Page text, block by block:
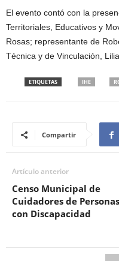
El evento contó con la
Territoriales, Educativos y
Rosas; representante de
Técnica y de Vinculación,
ETIQUETAS IHE
Compartir
Artículo anterior
Censo Municipal de
Cuidadores de Personas
con Discapacidad